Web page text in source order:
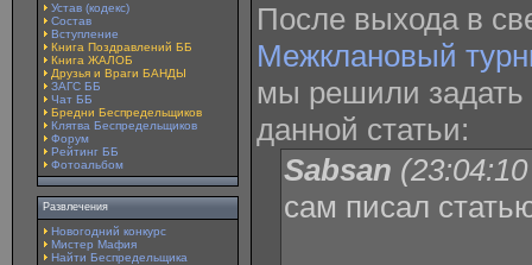
Устав (кодекс)
Состав
Вступление
Книга Поздравлений ББ
Книга ЖАЛОБ
Друзья и Враги БАНДЫ
ЗАГС ББ
Чат ББ
Бредни Беспредельщиков
Клятва Беспредельщиков
Форум
Рейтинг ББ
Фотоальбом
Развлечения
Новогодний конкурс
Мистер Мафия
Найти Беспредельщика
После выхода в
Межклановый
мы решили задать
данной статьи:
Sabsan
сам писал